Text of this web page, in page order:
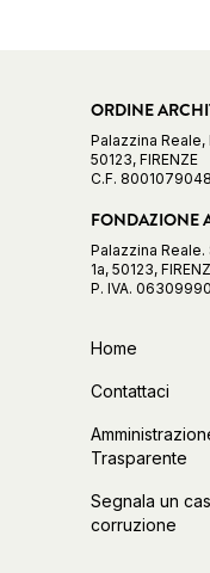
ORDINE
Palazzina
50123, FIRENZE
C.F.
FONDAZIONE
Palazzina
1a, 50123,
P. IVA.
Home
Contattaci
Trasparente
Segnala un
corruzione